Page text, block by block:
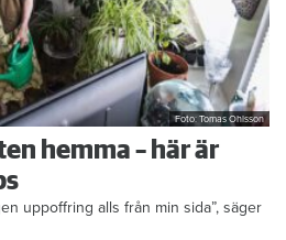
Foto: Tomas Ohlsson
hemma – här är
uppoffring alls från min sida”, säger